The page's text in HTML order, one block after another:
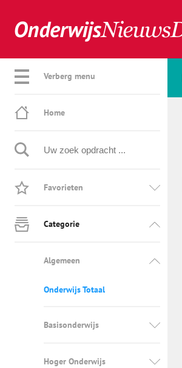
Verberg menu
Home
Favorieten
Categorie
Algemeen
Onderwijs Totaal
Basisonderwijs
Hoger Onderwijs